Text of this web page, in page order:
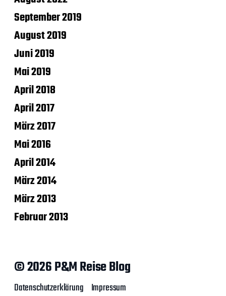
September 2019
August 2019
Juni 2019
Mai 2019
April 2018
April 2017
März 2017
Mai 2016
April 2014
März 2014
März 2013
Februar 2013
© 2026 P&M Reise Blog
Datenschutzerklärung Impressum